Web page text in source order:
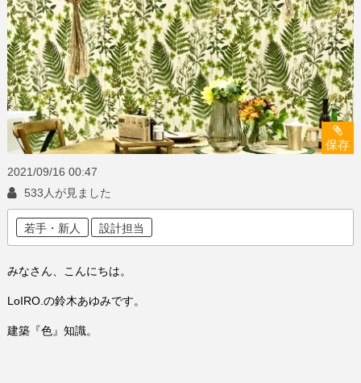
保存
2021/09/16 00:47
533人が見ました
若手・新人 設計担当
みなさん、こんにちは。
LoIRO.の鈴木あゆみです。
建築『色』知識。